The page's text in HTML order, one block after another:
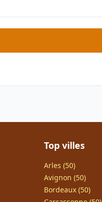
Top villes
Arles (50)
Avignon (50)
Bordeaux (50)